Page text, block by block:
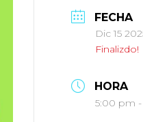
FECHA
Dic 15
Finalizdo!
HORA
5:00 pm